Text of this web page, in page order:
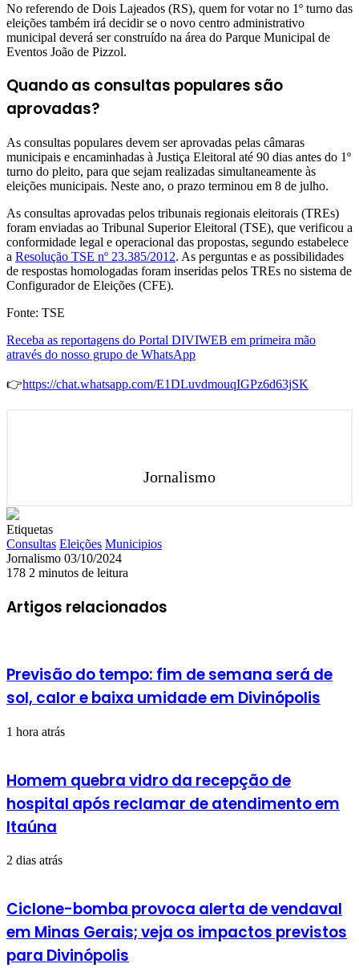
No referendo de Dois Lajeados (RS), quem for votar no 1º turno das
eleições também irá decidir se o novo centro administrativo
municipal deverá ser construído na área do Parque Municipal de
Eventos João de Pizzol.
Quando as consultas populares são
aprovadas?
As consultas populares devem ser aprovadas pelas câmaras
municipais e encaminhadas à Justiça Eleitoral até 90 dias antes do 1º
turno do pleito, para que sejam realizadas simultaneamente às
eleições municipais. Neste ano, o prazo terminou em 8 de julho.
As consultas aprovadas pelos tribunais regionais eleitorais (TREs)
foram enviadas ao Tribunal Superior Eleitoral (TSE), que verificou a
conformidade legal e operacional das propostas, segundo estabelece
a Resolução TSE nº 23.385/2012. As perguntas e as possibilidades
de respostas homologadas foram inseridas pelos TREs no sistema de
Configurador de Eleições (CFE).
Fonte: TSE
Receba as reportagens do Portal DIVIWEB em primeira mão
através do nosso grupo de WhatsApp
👉https://chat.whatsapp.com/E1DLuvdmouqIGPz6d63jSK
Jornalismo
Etiquetas
Consultas Eleições Municipios
Jornalismo Mande
um
mail
03/10/2024
178 2 minutos de leitura
Artigos relacionados
Previsão do tempo: fim de semana será de
sol, calor e baixa umidade em Divinópolis
1 hora atrás
Homem quebra vidro da recepção de
hospital após reclamar de atendimento em
Itaúna
2 dias atrás
Ciclone-bomba provoca alerta de vendaval
em Minas Gerais; veja os impactos previstos
para Divinópolis